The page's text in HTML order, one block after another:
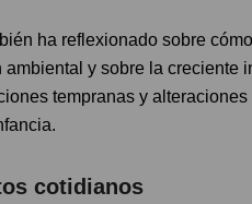
ha reflexionado sobre
y sobre la creciente
tempranas y
cotidianos